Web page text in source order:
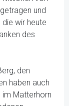
und
wir heute
des
den
haben auch
Matterhorn